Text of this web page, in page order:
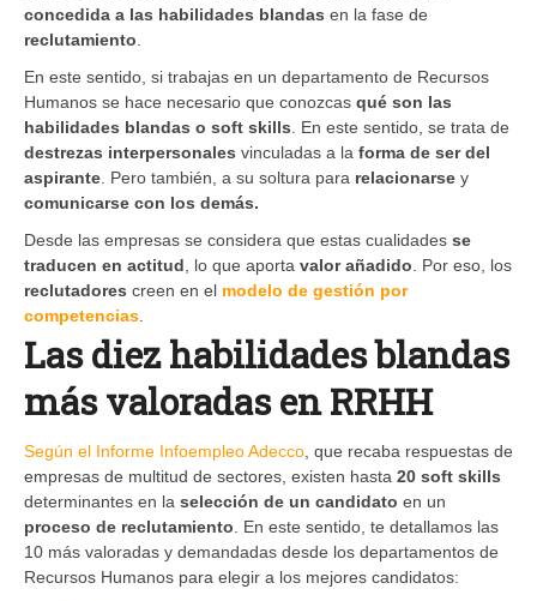
concedida a las habilidades blandas en la fase de
reclutamiento
En este sentido, si trabajas en un departamento de Recursos
Humanos se hace necesario que conozcas qué son las
habilidades blandas o soft skills . En este sentido, se trata de
destrezas interpersonales vinculadas a la forma de ser del
aspirante . Pero también, a su soltura para relacionarse y
comunicarse con los demás.
Desde las empresas se considera que estas cualidades se
traducen en actitud , lo que aporta valor añadido . Por eso, los
reclutadores creen en el modelo de gestión por
competencias
Las diez habilidades blandas
más valoradas en RRHH
Según el Informe Infoempleo Adecco , que recaba respuestas de
empresas de multitud de sectores, existen hasta 20 soft skills
determinantes en la selección de un candidato en un
proceso de reclutamiento . En este sentido, te detallamos las
10 más valoradas y demandadas desde los departamentos de
Recursos Humanos para elegir a los mejores candidatos: